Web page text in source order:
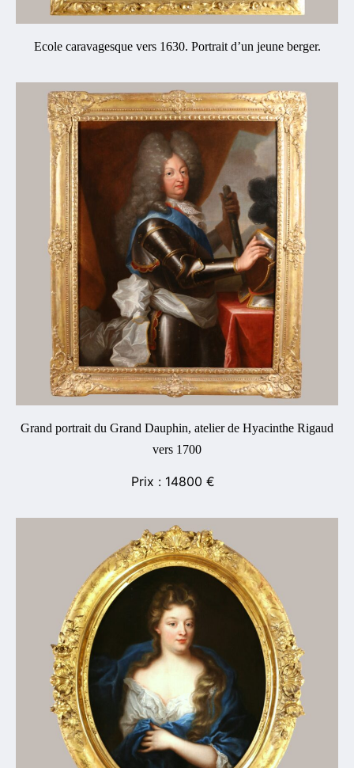
Ecole caravagesque vers 1630. Portrait d’un jeune berger.
Grand portrait du Grand Dauphin, atelier de Hyacinthe Rigaud
vers 1700
14800 €